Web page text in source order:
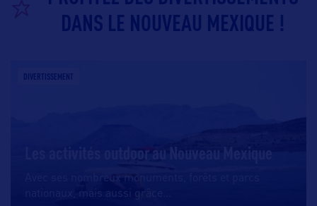
DANS LE NOUVEAU MEXIQUE !
DIVERTISSEMENT
Les activités outdoor au Nouveau Mexique
Avec ses nombreux monuments, forêts et parcs
nationaux, mais aussi grâce